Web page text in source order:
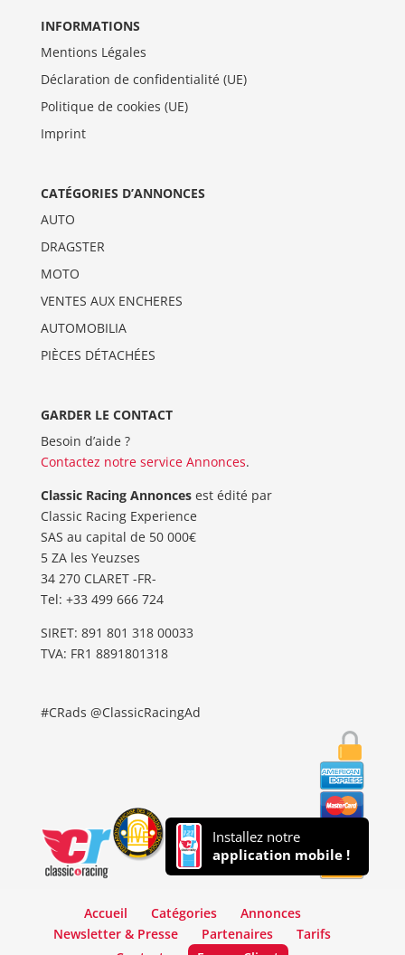
INFORMATIONS
Mentions Légales
Déclaration de confidentialité (UE)
Politique de cookies (UE)
Imprint
CATÉGORIES D’ANNONCES
AUTO
DRAGSTER
MOTO
VENTES AUX ENCHERES
AUTOMOBILIA
PIÈCES DÉTACHÉES
GARDER LE CONTACT
Besoin d’aide ?
Contactez notre service Annonces.
Classic Racing Annoncesest édité par
Classic Racing Experience
SAS au capital de 50 000€
5 ZA les Yeuzses
34 270 CLARET -FR-
Tel: ‭+33 499 666 724‬
SIRET: 891 801 318 00033
TVA: FR1 8891801318
#CRads @ClassicRacingAd
Installez notre
application mobile !
Accueil Catégories
Annonces
Newsletter & Presse
Partenaires
Tarifs